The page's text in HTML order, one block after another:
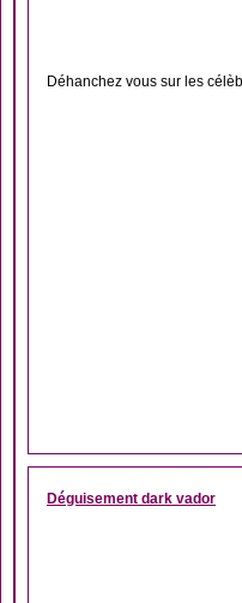
Déhanchez vous sur les
Déguisement dark vador